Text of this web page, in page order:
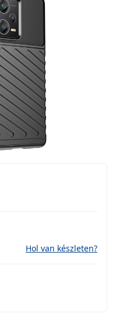
Hol van készleten?